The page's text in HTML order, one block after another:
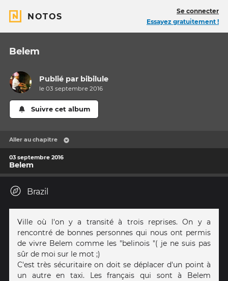
NOTOS
Se connecter
Essayez gratuitement !
Belem
Publié par bibilule
le 03 septembre 2016
Suivre cet album
Aller au chapitre
03 septembre 2016
Belem
Brazil
Ville où l'on y a transité à trois reprises. On y a
rencontré de bonnes personnes qui nous ont permis
de vivre Belem comme les "belinois "( je ne suis pas
sûr de moi sur le mot ;)
C'est très sécuritaire on doit se déplacer d'un point à
un autre en taxi. Les français qui sont à Belem